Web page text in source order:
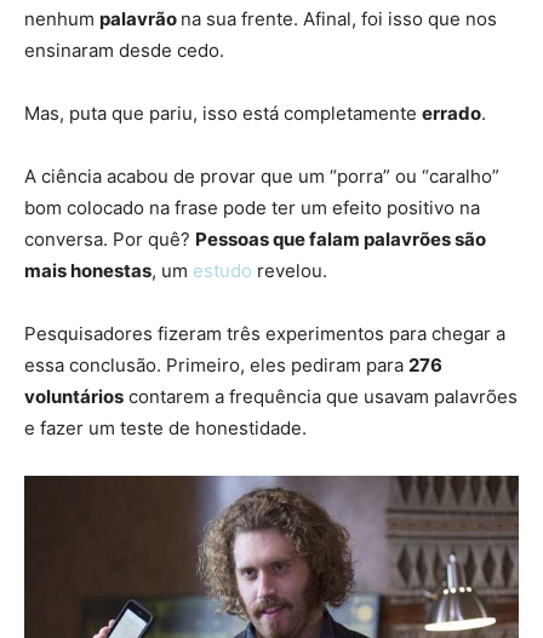
nenhum palavrão na sua frente. Afinal, foi isso que nos
ensinaram desde cedo.
Mas, puta que pariu, isso está completamente errado.
A ciência acabou de provar que um “porra” ou “caralho”
bom colocado na frase pode ter um efeito positivo na
conversa. Por quê? Pessoas que falam palavrões são
mais honestas, um estudo revelou.
Pesquisadores fizeram três experimentos para chegar a
essa conclusão. Primeiro, eles pediram para 276
voluntários contarem a frequência que usavam palavrões
e fazer um teste de honestidade.